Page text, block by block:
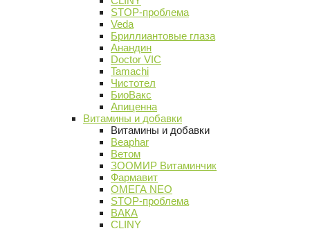
STOP-проблема
Veda
Бриллиантовые глаза
Анандин
Doctor VIC
Tamachi
Чистотел
БиоВакс
Апиценна
Витамины и добавки
Витамины и добавки
Beaphar
Ветом
ЗООМИР Витаминчик
Фармавит
ОМЕГА NEO
STOP-проблема
ВАКА
CLINY